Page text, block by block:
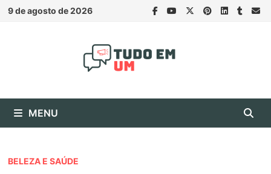
Skip
9 de agosto de 2026
MENU
BELEZA E SAÚDE